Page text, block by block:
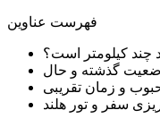
فهرست عناوین
چند کیلومتر است؟
گذشته و حال
و زمان تقریبی
سفر و تور هلند